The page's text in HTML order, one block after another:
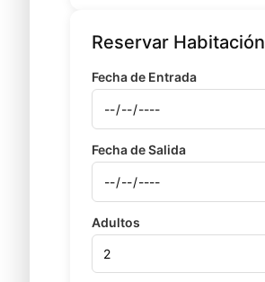
Reservar Habitación
Fecha de Entrada
Fecha de Salida
Adultos